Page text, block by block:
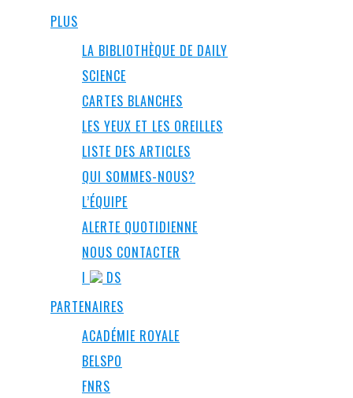
PLUS
LA BIBLIOTHÈQUE DE DAILY
SCIENCE
CARTES BLANCHES
LES YEUX ET LES OREILLES
LISTE DES ARTICLES
QUI SOMMES-NOUS?
L’ÉQUIPE
ALERTE QUOTIDIENNE
NOUS CONTACTER
I
DS
PARTENAIRES
ACADÉMIE ROYALE
BELSPO
FNRS